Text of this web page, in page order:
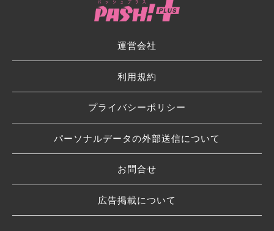
運営会社
利用規約
プライバシーポリシー
パーソナルデータの外部送信について
お問合せ
広告掲載について